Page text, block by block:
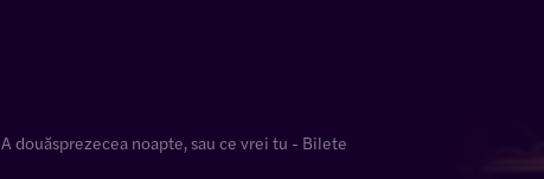
A douăsprezecea noapte, sau ce vrei tu - Bilete